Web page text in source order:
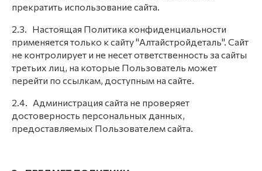
прекратить использование сайта.
2.3. Настоящая Политика конфиденциальности
применяется только к сайту "Алтайстройдеталь". Сайт
не контролирует и не несет ответственность за сайты
третьих лиц, на которые Пользователь может
перейти по ссылкам, доступным на сайте.
2.4. Администрация сайта не проверяет
достоверность персональных данных,
предоставляемых Пользователем сайта.